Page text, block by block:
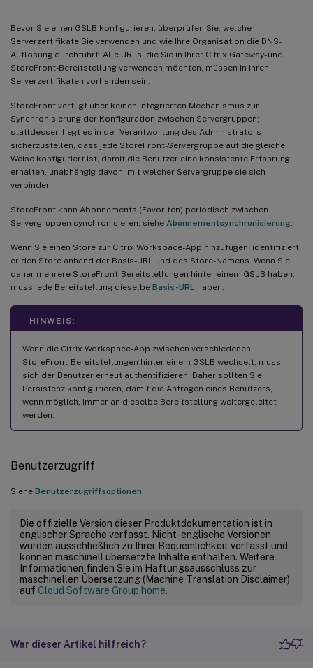
Bevor Sie einen GSLB konfigurieren, überprüfen Sie, welche
Serverzertifikate Sie verwenden und wie Ihre Organisation die DNS-
Auflösung durchführt. Alle URLs, die Sie in Ihrer Citrix Gateway- und
StoreFront-Bereitstellung verwenden möchten, müssen in Ihren
Serverzertifikaten vorhanden sein.
StoreFront verfügt über keinen integrierten Mechanismus zur
Synchronisierung der Konfiguration zwischen Servergruppen;
stattdessen liegt es in der Verantwortung des Administrators
sicherzustellen, dass jede StoreFront-Servergruppe auf die gleiche
Weise konfiguriert ist, damit die Benutzer eine konsistente Erfahrung
erhalten, unabhängig davon, mit welcher Servergruppe sie sich
verbinden.
StoreFront kann Abonnements (Favoriten) periodisch zwischen
Servergruppen synchronisieren, siehe Abonnementsynchronisierung
Wenn Sie einen Store zur Citrix Workspace-App hinzufügen, identifiziert
er den Store anhand der Basis-URL und des Store-Namens. Wenn Sie
daher mehrere StoreFront-Bereitstellungen hinter einem GSLB haben,
muss jede Bereitstellung dieselbe Basis-URL haben.
HINWEIS:
Wenn die Citrix Workspace-App zwischen verschiedenen
StoreFront-Bereitstellungen hinter einem GSLB wechselt, muss
sich der Benutzer erneut authentifizieren. Daher sollten Sie
Persistenz konfigurieren, damit die Anfragen eines Benutzers,
wenn möglich, immer an dieselbe Bereitstellung weitergeleitet
werden.
Benutzerzugriff
Siehe Benutzerzugriffsoptionen
Die offizielle Version dieser Produktdokumentation ist in
englischer Sprache verfasst. Nicht-englische Versionen
wurden ausschließlich zu Ihrer Bequemlichkeit verfasst und
können maschinell übersetzte Inhalte enthalten. Weitere
Informationen finden Sie im Haftungsausschluss zur
maschinellen Übersetzung (Machine Translation Disclaimer)
auf Cloud Software Group home.
War dieser Artikel hilfreich?